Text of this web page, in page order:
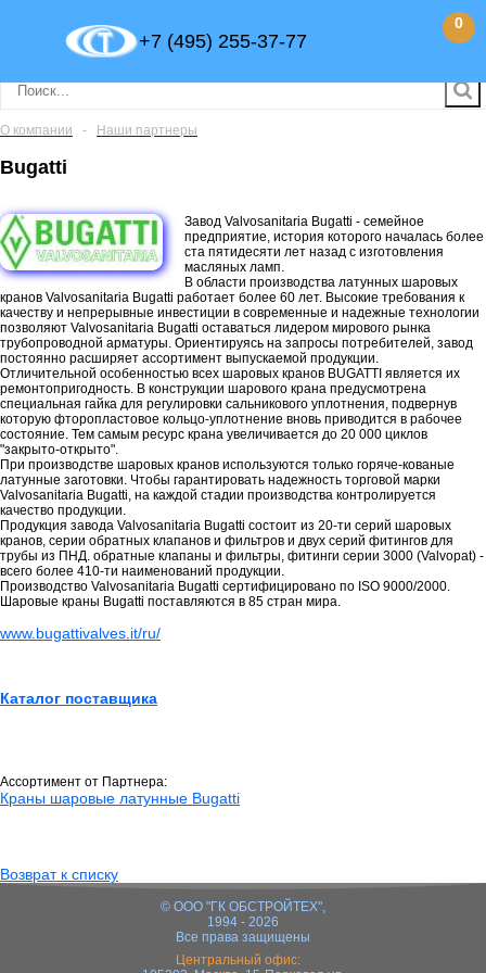
+7 (495) 255-37-77
0
О компании - Наши партнеры
Bugatti
Завод Valvosanitaria Bugatti - семейное
предприятие, история которого началась более
ста пятидесяти лет назад с изготовления
масляных ламп.
В области производства латунных шаровых
кранов Valvosanitaria Bugatti работает более 60 лет. Высокие требования к
качеству и непрерывные инвестиции в современные и надежные технологии
позволяют Valvosanitaria Bugatti оставаться лидером мирового рынка
трубопроводной арматуры. Ориентируясь на запросы потребителей, завод
постоянно расширяет ассортимент выпускаемой продукции.
Отличительной особенностью всех шаровых кранов BUGATTI является их
ремонтопригодность. В конструкции шарового крана предусмотрена
специальная гайка для регулировки сальникового уплотнения, подвернув
которую фторопластовое кольцо-уплотнение вновь приводится в рабочее
состояние. Тем самым ресурс крана увеличивается до 20 000 циклов
"закрыто-открыто".
При производстве шаровых кранов используются только горяче-кованые
латунные заготовки. Чтобы гарантировать надежность торговой марки
Valvosanitaria Bugatti, на каждой стадии производства контролируется
качество продукции.
Продукция завода Valvosanitaria Bugatti состоит из 20-ти серий шаровых
кранов, серии обратных клапанов и фильтров и двух серий фитингов для
трубы из ПНД. обратные клапаны и фильтры, фитинги серии 3000 (Valvopat) -
всего более 410-ти наименований продукции.
Производство Valvosanitaria Bugatti сертифицировано по ISO 9000/2000.
Шаровые краны Bugatti поставляются в 85 стран мира.
www.bugattivalves.it/ru/
Каталог поставщика
Ассортимент от Партнера:
Краны шаровые латунные Bugatti
Возврат к списку
© ООО "ГК ОБСТРОЙТЕХ",
1994 - 2026
Все права защищены
Центральный офис: